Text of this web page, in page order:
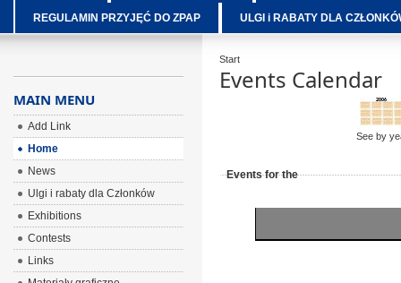
REGULAMIN PRZYJĘĆ DO ZPAP ULGI i RABATY DLA
Start
Events Calendar
See by
Events for the
MAIN MENU
Add Link
Home
News
Ulgi i rabaty dla Członków
Exhibitions
Contests
Links